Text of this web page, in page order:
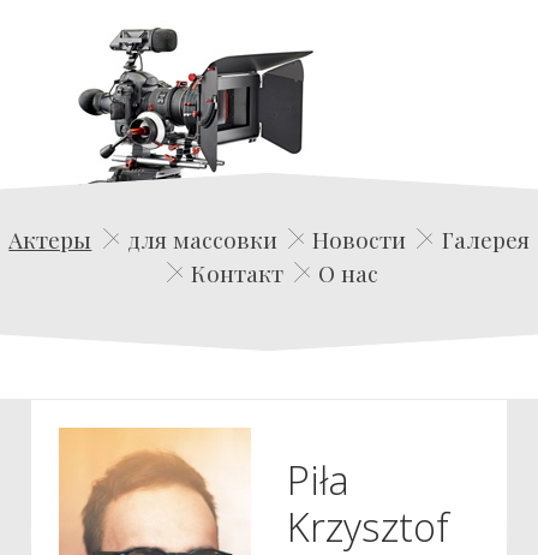
Edwin Film Agencja Aktorska
Актеры для массовки Новости
Галерея
Контакт
О нас
Piła
Krzysztof